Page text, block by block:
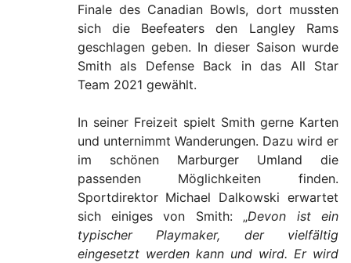
Finale des Canadian Bowls, dort mussten
sich die Beefeaters den Langley Rams
geschlagen geben. In dieser Saison wurde
Smith als Defense Back in das All Star
Team 2021 gewählt.
In seiner Freizeit spielt Smith gerne Karten
und unternimmt Wanderungen. Dazu wird er
im schönen Marburger Umland die
passenden Möglichkeiten finden.
Sportdirektor Michael Dalkowski erwartet
sich einiges von Smith: „Devon ist ein
typischer Playmaker, der vielfältig
eingesetzt werden kann und wird. Er wird